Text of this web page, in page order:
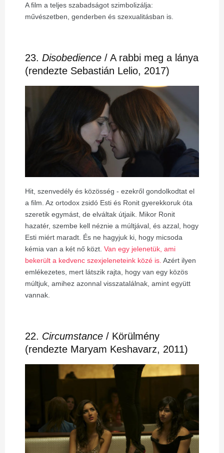
A film a teljes szabadságot szimbolizálja:
művészetben, genderben és szexualitásban is.
23. Disobedience / A rabbi meg a lánya
(rendezte Sebastián Lelio, 2017)
Hit, szenvedély és közösség - ezekről gondolkodtat el
a film. Az ortodox zsidó Esti és Ronit gyerekkoruk óta
szeretik egymást, de elváltak útjaik. Mikor Ronit
hazatér, szembe kell néznie a múltjával, és azzal, hogy
Esti miért maradt. És ne hagyjuk ki, hogy micsoda
kémia van a két nő közt. Van egy jelenetük, ami
bekerült a kedvenc szexjeleneteink közé is. Azért ilyen
emlékezetes, mert látszik rajta, hogy van egy közös
múltjuk, amihez azonnal visszatalálnak, amint együtt
vannak.
22. Circumstance / Körülmény
(rendezte Maryam Keshavarz, 2011)